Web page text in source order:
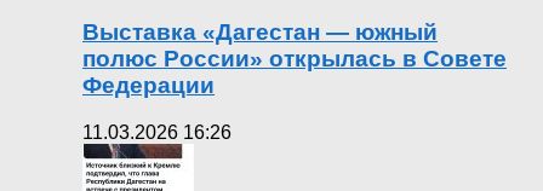
Выставка «Дагестан — южный
полюс России» открылась в Совете
Федерации
11.03.2026 16:26